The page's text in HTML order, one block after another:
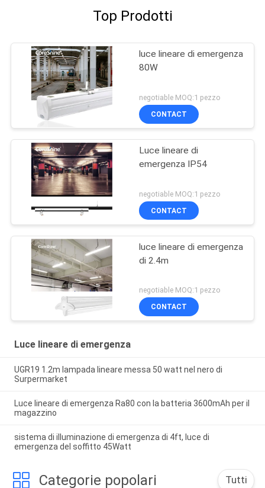
Top Prodotti
luce lineare di emergenza
80W
negotiable MOQ:1 pezzo
CONTACT
Luce lineare di
emergenza IP54
negotiable MOQ:1 pezzo
CONTACT
luce lineare di emergenza
di 2.4m
negotiable MOQ:1 pezzo
CONTACT
Luce lineare di emergenza
UGR19 1.2m lampada lineare messa 50 watt nel nero di
Surpermarket
Luce lineare di emergenza Ra80 con la batteria 3600mAh per il
magazzino
sistema di illuminazione di emergenza di 4ft, luce di
emergenza del soffitto 45Watt
Categorie popolari Tutti